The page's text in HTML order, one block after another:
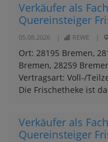
Verkäufer als
Quereinsteiger
05.08.2026 REWE
Ort: 28195 Bremen,
Bremen, 28259
Vertragsart: Voll-/
Die Frischetheke ist
Verkäufer als
Quereinsteiger